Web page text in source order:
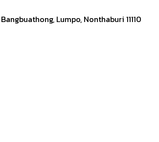
Lumpo, Nonthaburi 11110